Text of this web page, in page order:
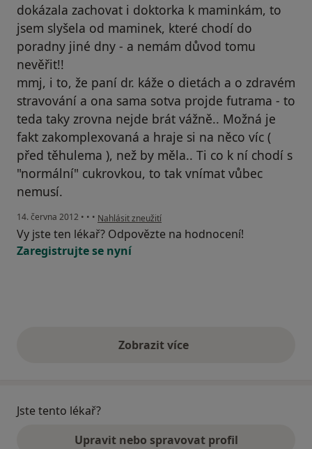
dokázala zachovat i doktorka k maminkám, to
jsem slyšela od maminek, které chodí do
poradny jiné dny - a nemám důvod tomu
nevěřit!!
mmj, i to, že paní dr. káže o dietách a o zdravém
stravování a ona sama sotva projde futrama - to
teda taky zrovna nejde brát vážně.. Možná je
fakt zakomplexovaná a hraje si na něco víc (
před těhulema ), než by měla.. Ti co k ní chodí s
"normální" cukrovkou, to tak vnímat vůbec
nemusí.
14. června 2012 • • • podle názoru uživatele Váš účet byl odstraněn
Nahlásit zneužití
Vy jste ten lékař? Odpovězte na hodnocení!
Zaregistrujte se nyní
Zobrazit vícevýše uvedené názory
Jste tento lékař?
Upravit nebo spravovat profil